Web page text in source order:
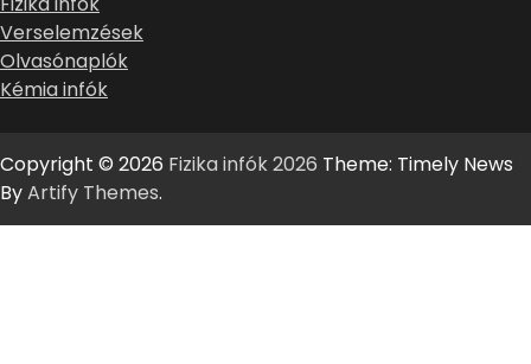
Verselemzések
Olvasónaplók
Kémia infók
Copyright © 2026 Fizika infók 2026 Theme: Timely News
ByArtify Themes.